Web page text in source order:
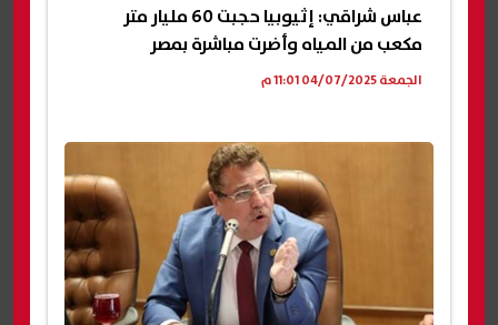
عباس شراقي: إثيوبيا حجبت 60 مليار متر
مكعب من المياه وأضرت مباشرة بمصر
الجمعة 04/07/2025 11:01 م